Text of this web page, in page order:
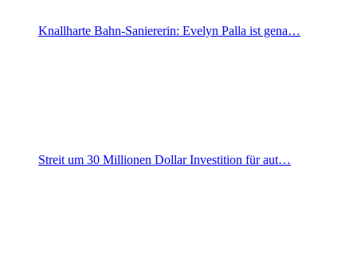
Knallharte Bahn-Saniererin: Evelyn Palla ist gena…
Streit um 30 Millionen Dollar Investition für aut…